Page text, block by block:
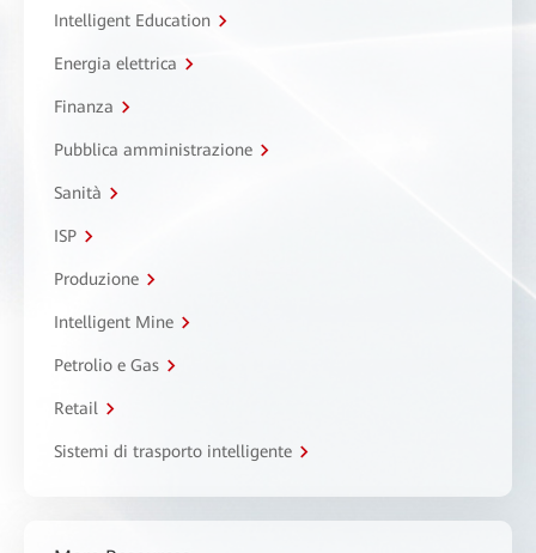
Intelligent Education
Energia elettrica
Finanza
Pubblica amministrazione
Sanità
ISP
Produzione
Intelligent Mine
Petrolio e Gas
Retail
Sistemi di trasporto intelligente